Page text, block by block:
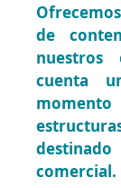
de
nuestros
cuenta
comercial.